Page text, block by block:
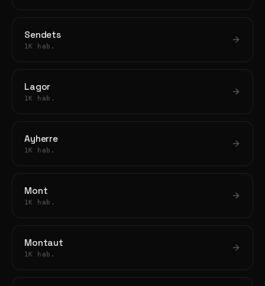
Sendets
1K hab.
Lagor
1K hab.
Ayherre
1K hab.
Mont
1K hab.
Montaut
1K hab.